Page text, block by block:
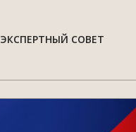
ЭКСПЕРТНЫЙ СОВЕТ